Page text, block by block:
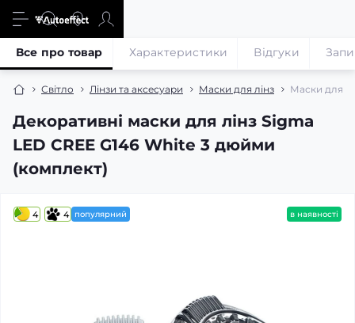
Світло Лінзи та аксесуари Маски для лінз Маски для
Декоративні маски для лінз Sigma
LED CREE G146 White 3 дюйми
(комплект)
Все про товар Характеристики Відгуки
4 4 популярний в наявності